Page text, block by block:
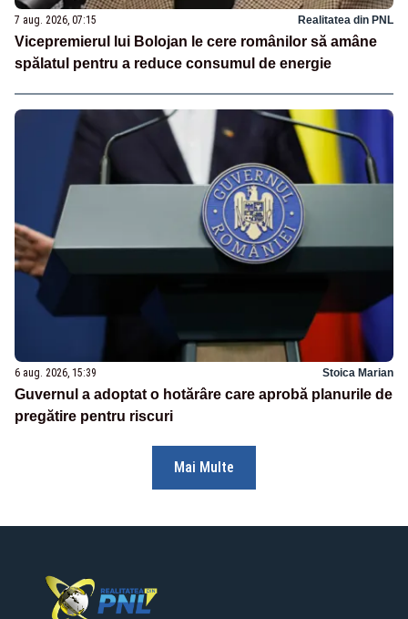
7 aug. 2026, 07:15 Realitatea din PNL
Vicepremierul lui Bolojan le cere românilor să amâne
spălatul pentru a reduce consumul de energie
6 aug. 2026, 15:39 Stoica Marian
Guvernul a adoptat o hotărâre care aprobă planurile de
pregătire pentru riscuri
Mai Multe